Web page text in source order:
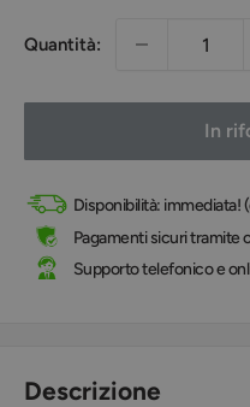
Quantità:
In
Disponibilità:
Pagamenti sicuri tramite
Supporto telefonico e
Descrizione